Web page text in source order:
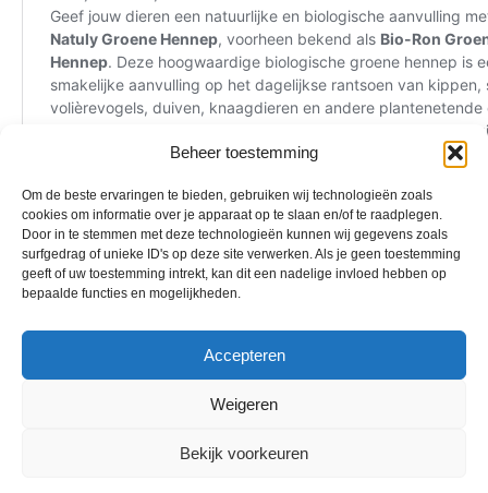
Beheer toestemming
Om de beste ervaringen te bieden, gebruiken wij technologieën zoals
cookies om informatie over je apparaat op te slaan en/of te raadplegen.
Door in te stemmen met deze technologieën kunnen wij gegevens zoals
surfgedrag of unieke ID's op deze site verwerken. Als je geen toestemming
geeft of uw toestemming intrekt, kan dit een nadelige invloed hebben op
bepaalde functies en mogelijkheden.
Accepteren
Weigeren
Bekijk voorkeuren